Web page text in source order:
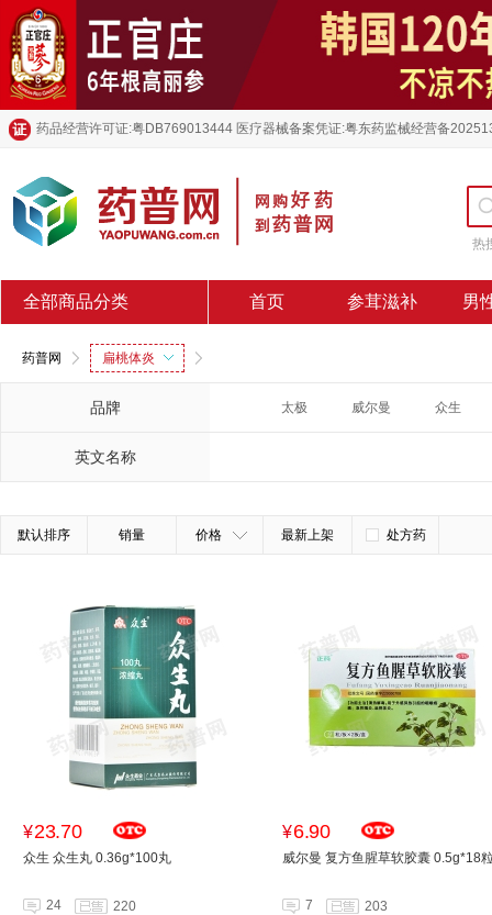
药品经营许可证:粤DB769013444 医疗器械备案凭证:粤东药监械经营备
热
全部商品分类 首页 参茸滋补 男
药普网 扁桃体炎
品牌 太极 威尔曼 众生
英文名称
默认排序 销量 价格 最新上架 处方药
¥23.70
众生 众生丸 0.36g*100丸
24 220
¥6.90
威尔曼 复方鱼腥草软胶囊 0.5g*18
7 203